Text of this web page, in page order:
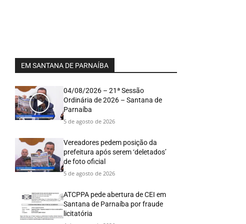
EM SANTANA DE PARNAÍBA
04/08/2026 – 21ª Sessão
Ordinária de 2026 – Santana de
Parnaíba
5 de agosto de 2026
Vereadores pedem posição da
prefeitura após serem ‘deletados’
de foto oficial
5 de agosto de 2026
ATCPPA pede abertura de CEI em
Santana de Parnaíba por fraude
licitatória